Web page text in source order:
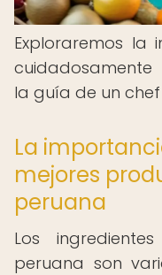
Exploraremos la
cuidadosamente
la guía de un
La
mejores
peruana
Los
peruana son